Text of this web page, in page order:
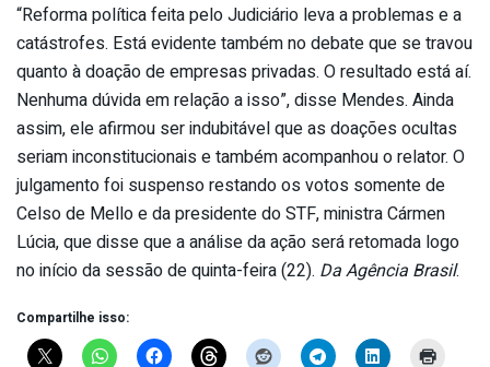
“Reforma política feita pelo Judiciário leva a problemas e a
catástrofes. Está evidente também no debate que se travou
quanto à doação de empresas privadas. O resultado está aí.
Nenhuma dúvida em relação a isso”, disse Mendes. Ainda
assim, ele afirmou ser indubitável que as doações ocultas
seriam inconstitucionais e também acompanhou o relator. O
julgamento foi suspenso restando os votos somente de
Celso de Mello e da presidente do STF, ministra Cármen
Lúcia, que disse que a análise da ação será retomada logo
no início da sessão de quinta-feira (22). Da Agência Brasil.
Compartilhe isso: